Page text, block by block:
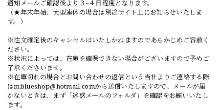
通知メールご確認後より３~４日程度となります。
（★年末年始、大型連休の場合は別途サイト上にお知らせいたしま
す。）
※注文確定後のキャンセルはいたしかねますのであらかじめご容赦く
ださい。
※状況によっては、在庫を確保できない場合がございますので予めご
了承くださいませ。
※在庫切れの場合とお問い合わせの返信という当社よりご連絡する際
はmblueshop@hotmail.comから送信いたしますので、メールが届
かないときは、まず「迷惑メールのフォルダ」を確認をお願いいたし
ます。